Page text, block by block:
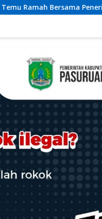
Cetak Sawah Rakyat